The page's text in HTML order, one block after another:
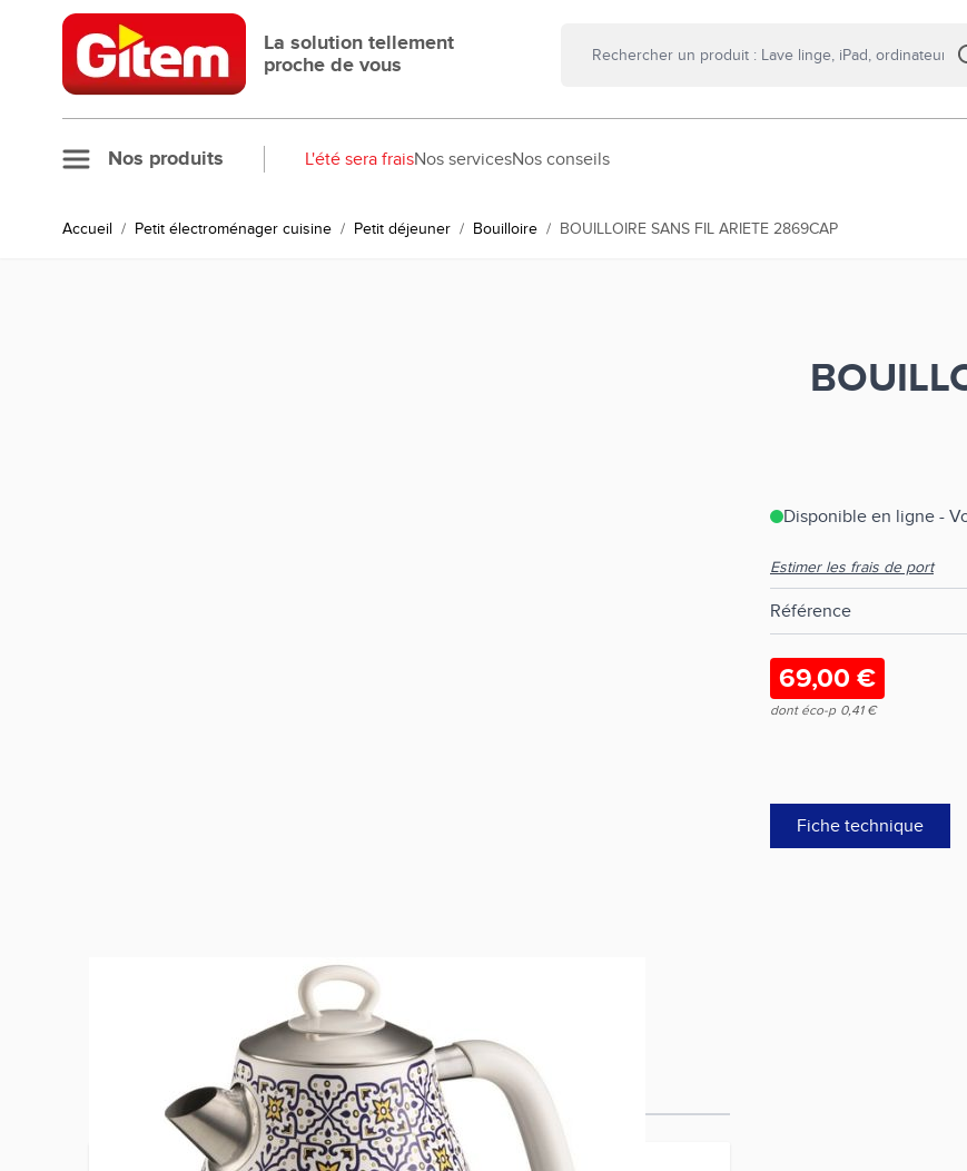
Allez au contenu
La solution tellement
proche de vous
Nos produits L'été sera fraisNos servicesNos conseils
Accueil / Petit électroménager cuisine / Petit déjeuner / Bouilloire / BOUILLOIRE SANS FIL ARIETE 2869CAP
Disponible en ligne -
Estimer les frais de port
Référence
69,00 €
dont éco-p 0,41 €
Fiche technique
Plus d’information